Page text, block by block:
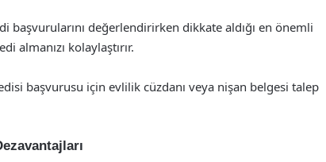
değerlendirirken dikkate aldığı en önemli
almanızı kolaylaştırır.
başvurusu için evlilik cüzdanı veya nişan belgesi talep